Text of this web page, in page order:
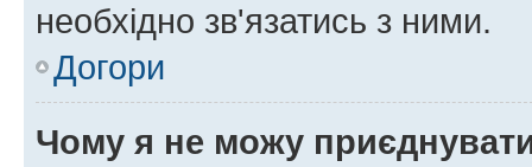
необхідно зв'язатись з ними.
Догори
Чому я не можу